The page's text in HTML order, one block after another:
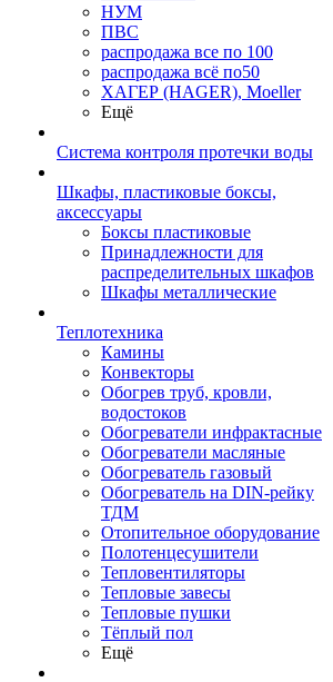
НУМ
ПВС
распродажа все по 100
распродажа всё по50
ХАГЕР (HAGER), Moeller
Ещё
Система контроля протечки воды
Шкафы, пластиковые боксы,
аксессуары
Боксы пластиковые
Принадлежности для
распределительных шкафов
Шкафы металлические
Теплотехника
Камины
Конвекторы
Обогрев труб, кровли,
водостоков
Обогреватели инфрактасные
Обогреватели масляные
Обогреватель газовый
Обогреватель на DIN-рейку
ТДМ
Отопительное оборудование
Полотенцесушители
Тепловентиляторы
Тепловые завесы
Тепловые пушки
Тёплый пол
Ещё